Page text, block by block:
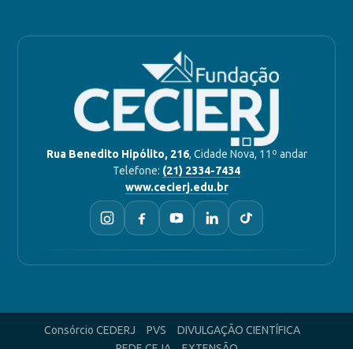
Rua Benedito Hipólito, 216, Cidade Nova, 11º andar
Telefone: (21) 2334-7434
www.cecierj.edu.br
Consórcio CEDERJ PVS
DIVULGAÇÃO CIENTÍFICA